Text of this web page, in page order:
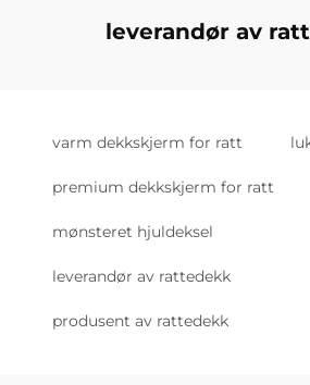
leverandør av
varm dekkskjerm for ratt
premium dekkskjerm for ratt
mønsteret hjuldeksel
leverandør av rattedekk
produsent av rattedekk